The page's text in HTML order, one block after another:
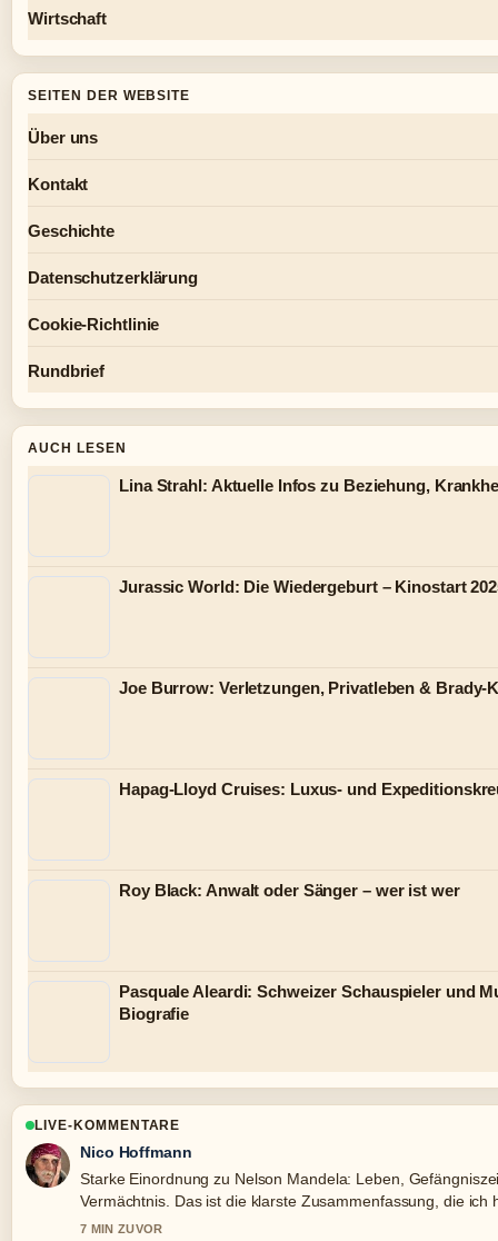
Wirtschaft
SEITEN DER WEBSITE
Über uns
Kontakt
Geschichte
Datenschutzerklärung
Cookie-Richtlinie
Rundbrief
AUCH LESEN
Lina Strahl: Aktuelle Infos zu Beziehung,
Jurassic World: Die Wiedergeburt – Kinostart
Joe Burrow: Verletzungen, Privatleben & Brady-
Hapag-Lloyd Cruises: Luxus- und
Roy Black: Anwalt oder Sänger – wer ist wer
Pasquale Aleardi: Schweizer Schauspieler und
Biografie
LIVE-KOMMENTARE
Nico Hoffmann
Starke Einordnung zu Nelson Mandela: Leben,
Vermächtnis. Das ist die klarste Zusammenfassung, die ich
habe.
7 MIN ZUVOR